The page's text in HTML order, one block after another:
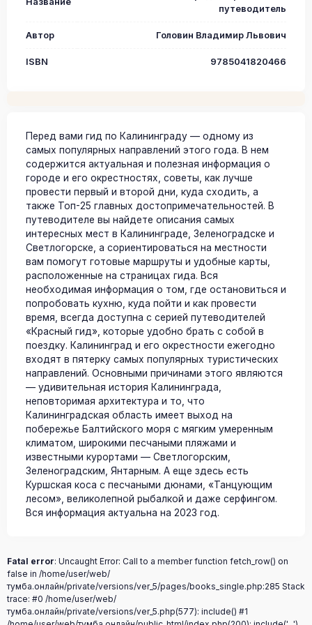
путеводитель
Автор Головин Владимир Львович
ISBN 9785041820466
Перед вами гид по Калининграду — одному из
самых популярных направлений этого года. В нем
содержится актуальная и полезная информация о
городе и его окрестностях, советы, как лучше
провести первый и второй дни, куда сходить, а
также Топ-25 главных достопримечательностей. В
путеводителе вы найдете описания самых
интересных мест в Калининграде, Зеленоградске и
Светлогорске, а сориентироваться на местности
вам помогут готовые маршруты и удобные карты,
расположенные на страницах гида. Вся
необходимая информация о том, где остановиться и
попробовать кухню, куда пойти и как провести
время, всегда доступна с серией путеводителей
«Красный гид», которые удобно брать с собой в
поездку. Калининград и его окрестности ежегодно
входят в пятерку самых популярных туристических
направлений. Основными причинами этого являются
— удивительная история Калининграда,
неповторимая архитектура и то, что
Калининградская область имеет выход на
побережье Балтийского моря с мягким умеренным
климатом, широкими песчаными пляжами и
известными курортами — Светлогорским,
Зеленоградским, Янтарным. А еще здесь есть
Куршская коса с песчаными дюнами, «Танцующим
лесом», великолепной рыбалкой и даже серфингом.
Вся информация актуальна на 2023 год.
Fatal error: Uncaught Error: Call to a member function fetch_row() on
false in /home/user/web/
тумба.онлайн/private/versions/ver_5/pages/books_single.php:285 Stack
trace: #0 /home/user/web/
тумба.онлайн/private/versions/ver_5.php(577): include() #1